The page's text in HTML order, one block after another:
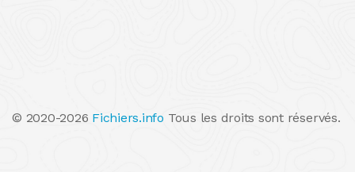
© 2020-2026 Fichiers.info Tous les droits sont réservés.